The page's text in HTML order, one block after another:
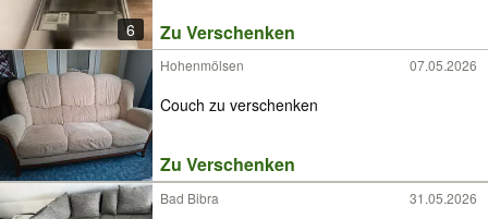
6 Zu Verschenken
Hohenmölsen 07.05.2026
Couch zu verschenken
Zu Verschenken
Bad Bibra 31.05.2026